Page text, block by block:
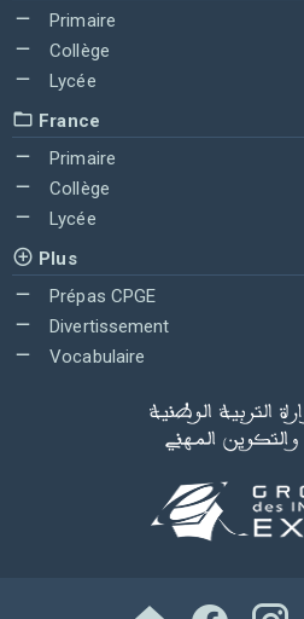
Primaire
Collège
Lycée
France
Primaire
Collège
Lycée
Plus
Prépas CPGE
Divertissement
Vocabulaire